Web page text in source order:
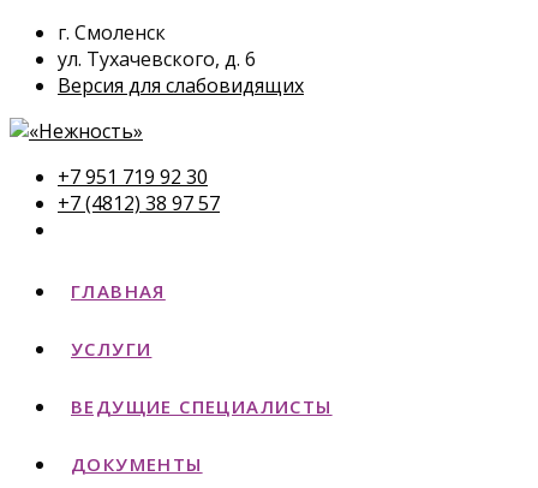
г. Смоленск
ул. Тухачевского, д. 6
Версия для слабовидящих
+7 951 719 92 30
+7 (4812) 38 97 57
ГЛАВНАЯ
УСЛУГИ
ВЕДУЩИЕ СПЕЦИАЛИСТЫ
ДОКУМЕНТЫ